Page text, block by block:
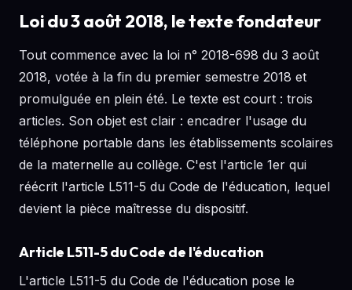
Loi du 3 août 2018, le texte fondateur
Tout commence avec la loi n° 2018-698 du 3 août
2018, votée à la fin du premier semestre 2018 et
promulguée en plein été. Le texte est court : trois
articles. Son objet est clair : encadrer l'usage du
téléphone portable dans les établissements scolaires
de la maternelle au collège. C'est l'article 1er qui
réécrit l'article L511-5 du Code de l'éducation, lequel
devient la pièce maîtresse du dispositif.
Article L511-5 du Code de l'éducation
L'article L511-5 du Code de l'éducation pose le